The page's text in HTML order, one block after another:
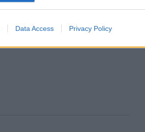
Data Access Privacy Policy